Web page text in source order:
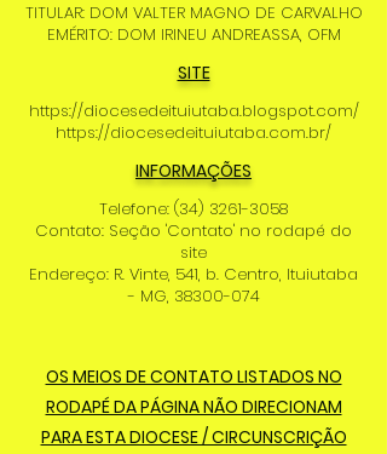
TITULAR: DOM VALTER MAGNO DE CARVALHO
EMÉRITO: DOM IRINEU ANDREASSA, OFM
SITE
https://diocesedeituiutaba.blogspot.com/
https://diocesedeituiutaba.com.br/
INFORMAÇÕES
Telefone: (34) 3261-3058
Contato: Seção 'Contato' no rodapé do
site
Endereço: R. Vinte, 541, b. Centro, Ituiutaba
- MG, 38300-074
OS MEIOS DE CONTATO LISTADOS NO
RODAPÉ DA PÁGINA NÃO DIRECIONAM
PARA ESTA DIOCESE / CIRCUNSCRIÇÃO